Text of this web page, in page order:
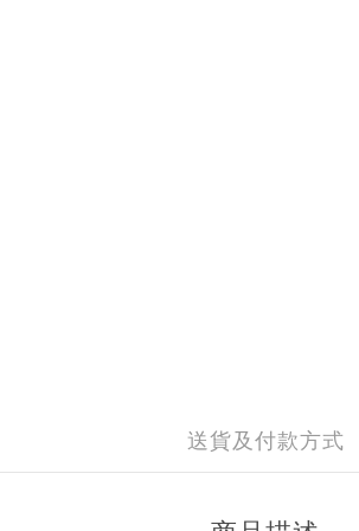
送貨及付款方式